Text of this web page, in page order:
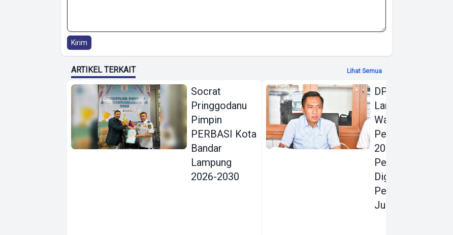
Kirim
ARTIKEL TERKAIT Lihat Semua
Socrat
Pringgodanu
Pimpin
PERBASI Kota
Bandar
Lampung
2026-2030
DPRD Bandar
Lampung Beri
Warning Keras
Perubahan KUA
2026:
Pendapatan
Digenjot, Belanja
Pembangunan
Justru Dipangkas